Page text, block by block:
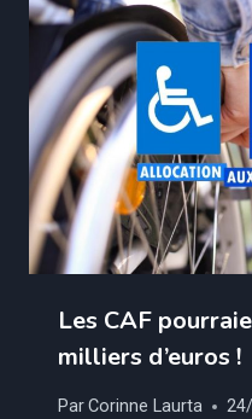
Les CAF
milliers d’euros !
ParCorinne Laurta